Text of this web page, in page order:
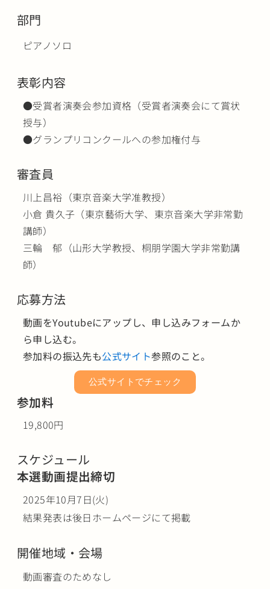
部門
ピアノソロ
表彰内容
●受賞者演奏会参加資格（受賞者演奏会にて賞状
授与）
●グランプリコンクールへの参加権付与
審査員
川上昌裕（東京音楽大学准教授）
小倉 貴久子（東京藝術大学、東京音楽大学非常勤
講師）
三輪 郁（山形大学教授、桐朋学園大学非常勤講
師）
応募方法
動画をYoutubeにアップし、申し込みフォームか
ら申し込む。
参加料の振込先も公式サイト参照のこと。
公式サイトでチェック
参加料
19,800円
スケジュール
本選動画提出締切
2025年10月7日(火)
結果発表は後日ホームページにて掲載
開催地域・会場
動画審査のためなし